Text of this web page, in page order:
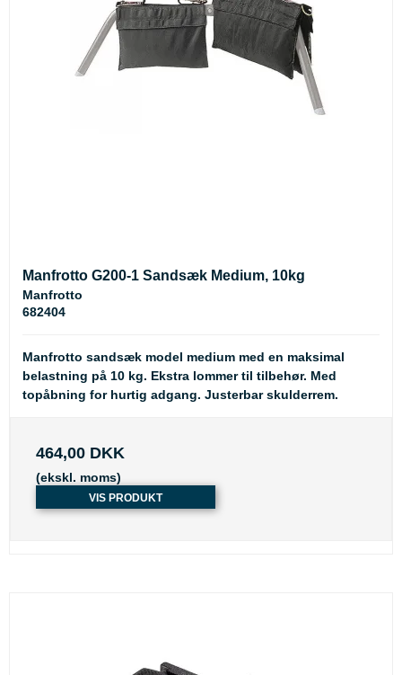
Manfrotto G200-1 Sandsæk Medium, 10kg
Manfrotto
682404
Manfrotto sandsæk model medium med en maksimal
belastning på 10 kg. Ekstra lommer til tilbehør. Med
topåbning for hurtig adgang. Justerbar skulderrem.
464,00 DKK
(ekskl. moms)
VIS PRODUKT